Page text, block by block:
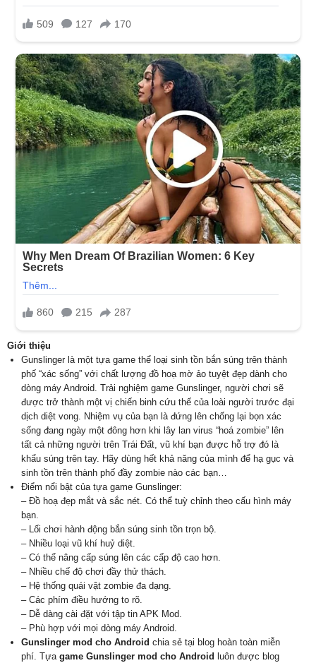
Giới thiệu
Gunslinger là một tựa game thể loại sinh tồn bắn súng trên thành
phố “xác sống” với chất lượng đồ hoạ mờ ảo tuyệt đẹp dành cho
dòng máy Android. Trải nghiệm game Gunslinger, người chơi sẽ
được trở thành một vị chiến binh cứu thế của loài người trước đại
dịch diệt vong. Nhiệm vụ của bạn là đứng lên chống lại bọn xác
sống đang ngày một đông hơn khi lây lan virus “hoá zombie” lên
tất cả những người trên Trái Đất, vũ khí bạn được hỗ trợ đó là
khẩu súng trên tay. Hãy dùng hết khả năng của mình để hạ gục và
sinh tồn trên thành phố đầy zombie nào các bạn…
Điểm nổi bật của tựa game Gunslinger:
– Đồ hoạ đẹp mắt và sắc nét. Có thể tuỳ chỉnh theo cấu hình máy
bạn.
– Lối chơi hành động bắn súng sinh tồn trọn bộ.
– Nhiều loại vũ khí huỷ diệt.
– Có thể nâng cấp súng lên các cấp độ cao hơn.
– Nhiều chế độ chơi đầy thử thách.
– Hệ thống quái vật zombie đa dạng.
– Các phím điều hướng to rõ.
– Dễ dàng cài đặt với tập tin APK Mod.
– Phù hợp với mọi dòng máy Android.
Gunslinger mod cho Android chia sẻ tại blog hoàn toàn miễn
phí. Tựa game Gunslinger mod cho Android luôn được blog